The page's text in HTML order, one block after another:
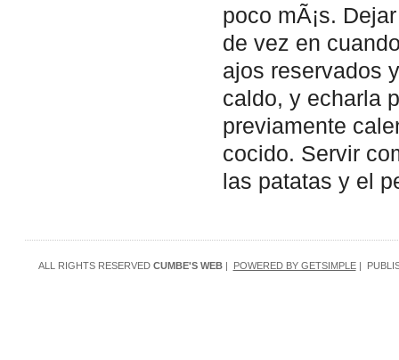
poco mÃ¡s.
de vez en
ajos reservados
caldo, y echarla
previamente
cocido. Servir
las patatas y el
ALL RIGHTS RESERVED CUMBE'S WEB| POWERED BY GETSIMPLE|